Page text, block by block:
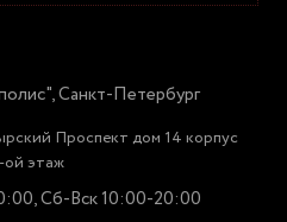
Санкт-Петербург
Проспект дом 14 корпус
ой этаж
Сб-Вск 10:00-20:00